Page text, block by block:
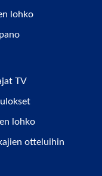
lohko
TV
lohko
otteluihin